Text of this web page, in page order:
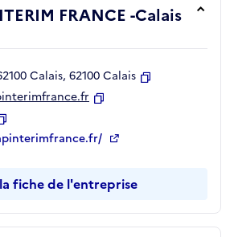
FRANCE -Calais
Calais, 62100 Calais
Copier
fiche de l'entreprise